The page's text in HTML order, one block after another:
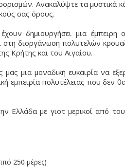
Ανακαλύψτε τα μυστικά
σας όρους.
δημιουργήσει μια έμπειρη
διοργάνωση πολυτελών
Κρήτης και του Αιγαίου.
μια μοναδική ευκαιρία να
εμπειρία πολυτέλειας που δεν
Ελλάδα με γιοτ μερικοί από
250 μέρες)